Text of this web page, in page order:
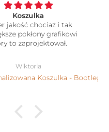
Koszulka
jakość chociaż i tak
pokłony grafikowi
to zaprojektował.
Wiktoria